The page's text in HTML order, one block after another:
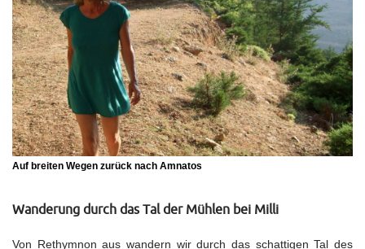
Auf breiten Wegen zurück nach Amnatos
Wanderung durch das Tal der Mühlen bei Milli
Von Rethymnon aus wandern wir durch das schattigen Tal des